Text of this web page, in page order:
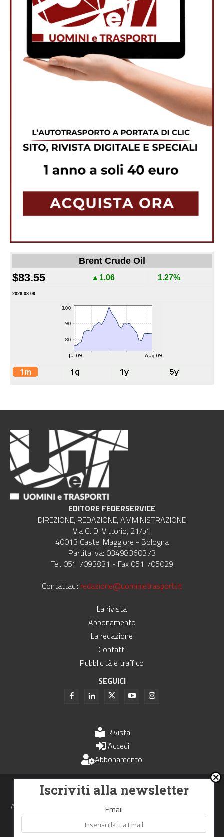
Brent Crude Oil
$83.55 ▲1.06 1.27%
2026.08.09
EDITORE FEDERSERVICE
DIREZIONE, REDAZIONE, AMMINISTRAZIONE
Via G. Di Vittorio, 21/b1
40013 Castel Maggiore - Bologna
Partita Iva: 03498360373
Tel. 051 7093831 - Fax 051 705029
Contattaci: redazione@uominietrasporti.it
La rivista
Abbonamento
La redazione
Contatti
Pubblicità e traffico
SEGUICI
Rivista
Accedi
Abbonamento
Uomini e Trasporti è un periodico associato all'Unione Stampa
Periodica Italiana - USPI
Autorizzazione del Tribunale di Bologna N.4993 del 15 giugno 1982
Webdesign made inNowhere
Iscriviti alla newsletter
Email